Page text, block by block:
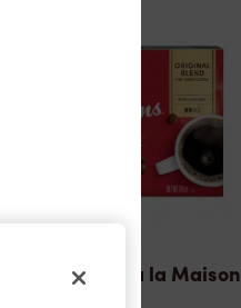
TimMD à la Maison